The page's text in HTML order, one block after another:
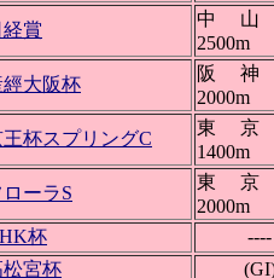
経賞
中 山
2500m
經大阪杯
阪 神
2000m
王杯スプリングC
東 京
1400m
ローラS
東 京
2000m
杯
----
松宮杯